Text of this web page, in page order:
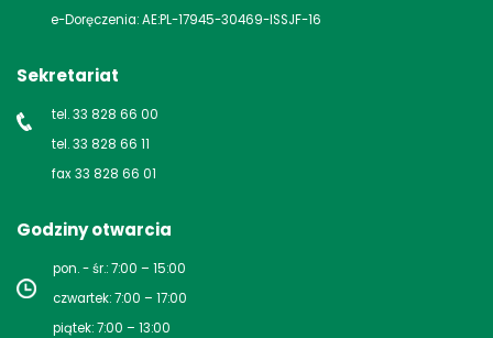
e-Doręczenia: AE:PL-17945-30469-ISSJF-16
Sekretariat
tel. 33 828 66 00
tel. 33 828 66 11
fax 33 828 66 01
Godziny otwarcia
pon. - śr.: 7:00 – 15:00
czwartek: 7:00 – 17:00
piątek: 7:00 – 13:00